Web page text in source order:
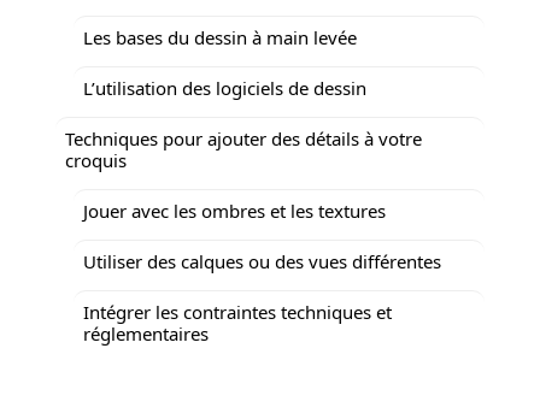
Les bases du dessin à main levée
L’utilisation des logiciels de dessin
Techniques pour ajouter des détails à votre
croquis
Jouer avec les ombres et les textures
Utiliser des calques ou des vues différentes
Intégrer les contraintes techniques et
réglementaires